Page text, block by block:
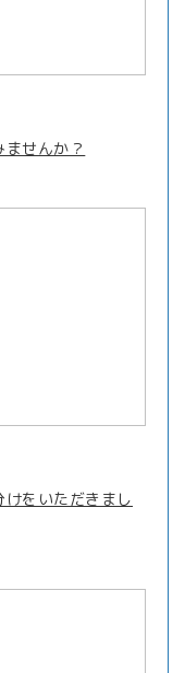
せんか？
をいただきまし